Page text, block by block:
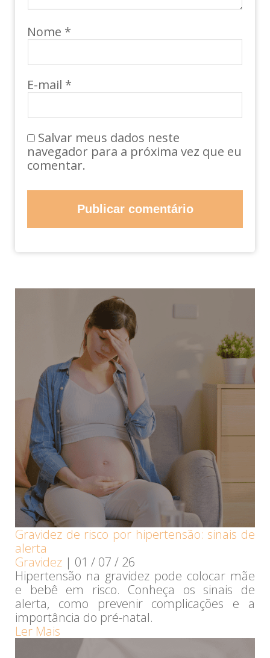
Nome *
E-mail *
Salvar meus dados neste
navegador para a próxima vez que eu
comentar.
Gravidez de risco por hipertensão: sinais de
alerta
Gravidez | 01 / 07 / 26
Hipertensão na gravidez pode colocar mãe
e bebê em risco. Conheça os sinais de
alerta, como prevenir complicações e a
importância do pré-natal.
Ler Mais